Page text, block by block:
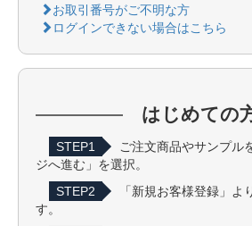
お取引番号がご不明な方
ログインできない場合はこちら
はじめての
STEP1
ご注文商品やサンプル
ジへ進む」を選択。
STEP2
「新規お客様登録」よ
す。